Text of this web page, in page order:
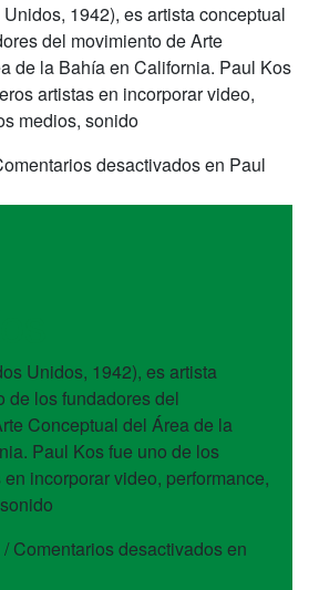
1942), es artista conceptual
del movimiento de Arte
de la Bahía en California. Paul Kos
artistas en incorporar video,
medios, sonido
desactivadosen Paul
Unidos, 1942), es artista
de los fundadores del
Conceptual del Área de la
Paul Kos fue uno de los
incorporar video, performance,
/ Comentarios desactivadosen